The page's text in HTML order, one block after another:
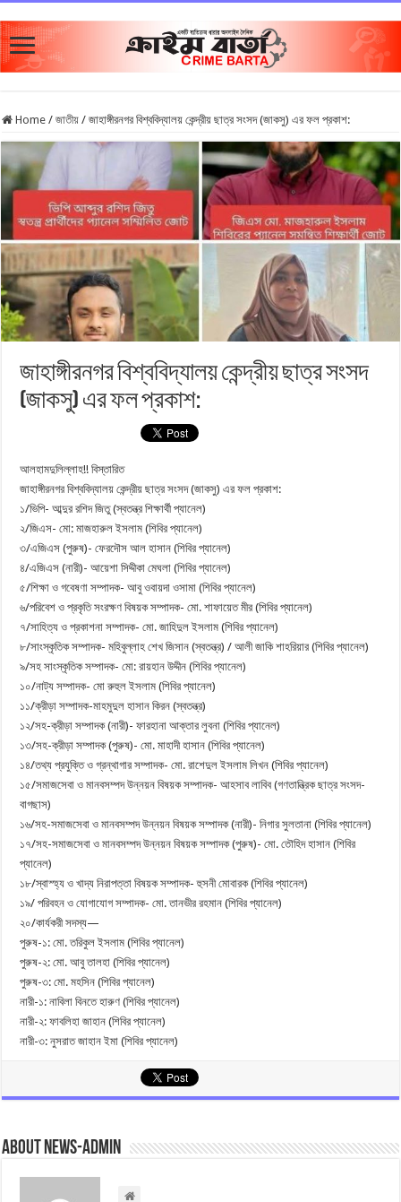
Home / জাতীয় / জাহাঙ্গীরনগর বিশ্ববিদ্যালয় কেন্দ্রীয় ছাত্র সংসদ (জাকসু) এর ফল প্রকাশ:
জাহাঙ্গীরনগর বিশ্ববিদ্যালয় কেন্দ্রীয় ছাত্র সংসদ
(জাকসু) এর ফল প্রকাশ:
আলহামদুলিল্লাহ!! বিস্তারিত
জাহাঙ্গীরনগর বিশ্ববিদ্যালয় কেন্দ্রীয় ছাত্র সংসদ (জাকসু) এর ফল প্রকাশ:
১/ভিপি- আব্দুর রশিদ জিতু (স্বতন্ত্র শিক্ষার্থী প্যানেল)
২/জিএস- মো: মাজহারুল ইসলাম (শিবির প্যানেল)
৩/এজিএস (পুরুষ)- ফেরদৌস আল হাসান (শিবির প্যানেল)
৪/এজিএস (নারী)- আয়েশা সিদ্দীকা মেঘলা (শিবির প্যানেল)
৫/শিক্ষা ও গবেষণা সম্পাদক- আবু ওবায়দা ওসামা (শিবির প্যানেল)
৬/পরিবেশ ও প্রকৃতি সংরক্ষণ বিষয়ক সম্পাদক- মো. শাফায়েত মীর (শিবির প্যানেল)
৭/সাহিত্য ও প্রকাশনা সম্পাদক- মো. জাহিদুল ইসলাম (শিবির প্যানেল)
৮/সাংস্কৃতিক সম্পাদক- মহিবুল্লাহ শেখ জিসান (স্বতন্ত্র) / আলী জাকি শাহরিয়ার (শিবির প্যানেল)
৯/সহ সাংস্কৃতিক সম্পাদক- মো: রায়হান উদ্দীন (শিবির প্যানেল)
১০/নাট্য সম্পাদক- মো রুহুল ইসলাম (শিবির প্যানেল)
১১/ক্রীড়া সম্পাদক-মাহমুদুল হাসান কিরন (স্বতন্ত্র)
১২/সহ-ক্রীড়া সম্পাদক (নারী)- ফারহানা আক্তার লুবনা (শিবির প্যানেল)
১৩/সহ-ক্রীড়া সম্পাদক (পুরুষ)- মো. মাহাদী হাসান (শিবির প্যানেল)
১৪/তথ্য প্রযুক্তি ও গ্রন্থাগার সম্পাদক- মো. রাশেদুল ইসলাম লিখন (শিবির প্যানেল)
১৫/সমাজসেবা ও মানবসম্পদ উন্নয়ন বিষয়ক সম্পাদক- আহসাব লাবিব (গণতান্ত্রিক ছাত্র সংসদ-
বাগছাস)
১৬/সহ-সমাজসেবা ও মানবসম্পদ উন্নয়ন বিষয়ক সম্পাদক (নারী)- নিগার সুলতানা (শিবির প্যানেল)
১৭/সহ-সমাজসেবা ও মানবসম্পদ উন্নয়ন বিষয়ক সম্পাদক (পুরুষ)- মো. তৌহিদ হাসান (শিবির
প্যানেল)
১৮/স্বাস্হ্য ও খাদ্য নিরাপত্তা বিষয়ক সম্পাদক- হুসনী মোবারক (শিবির প্যানেল)
১৯/ পরিবহন ও যোগাযোগ সম্পাদক- মো. তানভীর রহমান (শিবির প্যানেল)
২০/কার্যকরী সদস্য—
পুরুষ-১: মো. তরিকুল ইসলাম (শিবির প্যানেল)
পুরুষ-২: মো. আবু তালহা (শিবির প্যানেল)
পুরুষ-৩: মো. মহসিন (শিবির প্যানেল)
নারী-১: নাবিলা বিনতে হারুণ (শিবির প্যানেল)
নারী-২: ফাবলিহা জাহান (শিবির প্যানেল)
নারী-৩: নুসরাত জাহান ইমা (শিবির প্যানেল)
About news-admin